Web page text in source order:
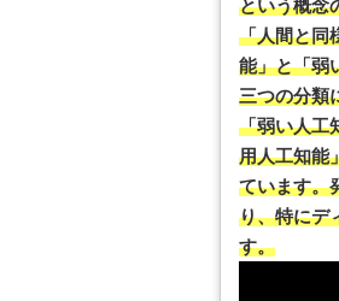
という概念
「人間と同
能」と「弱
三つの分類
「弱い人工
用人工知能
ています。
り、特にデ
す。